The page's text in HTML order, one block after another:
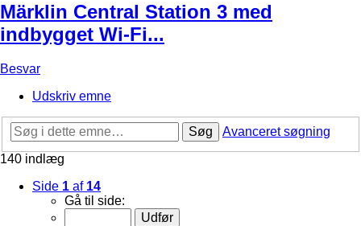
Märklin Central Station 3 med
indbygget Wi-Fi...
Besvar
Udskriv emne
Søg
Avanceret søgning
140 indlæg
Side 1 af 14
Gå til side: